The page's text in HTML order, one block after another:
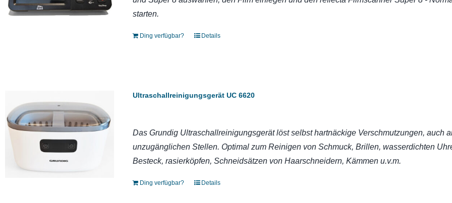
starten.
Ding verfügbar? Details
Ultraschallreinigungsgerät UC 6620
Das Grundig Ultraschallreinigungsgerät löst selbst hartnäckige Verschmutzungen, auch
unzugänglichen Stellen. Optimal zum Reinigen von Schmuck, Brillen, wasserdichten
Besteck, rasierköpfen, Schneidsätzen von Haarschneidern, Kämmen u.v.m.
Ding verfügbar? Details